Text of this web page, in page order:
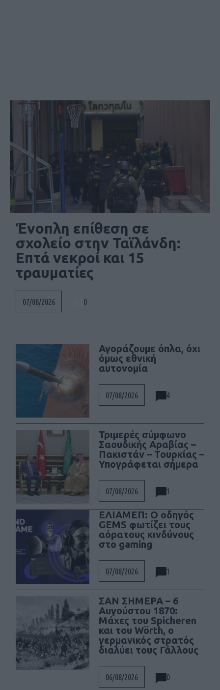
Social
Ένοπλη επίθεση σε
σχολείο στην Ταϊλάνδη:
Επτά νεκροί και 15
τραυματίες
07/08/2026 0
Αγοράζουμε όπλα, όχι
όμως εθνική
αυτονομία
07/08/2026 4
Τριμερές σύμφωνο
Σαουδικής Αραβίας –
Πακιστάν – Τουρκίας –
Υπογράφεται σήμερα
07/08/2026 1
ΕΛΙΑΜΕΠ: Ο οδηγός
GEMS φωτίζει τους
αόρατους κινδύνους
στο gaming
07/08/2026 1
ΣΑΝ ΣΗΜΕΡΑ – 6
Αυγούστου 1870:
Μάχες του Spicheren
και του Wörth, ο
γερμανικός στρατός
διαλύει τους Γάλλους
06/08/2026 0